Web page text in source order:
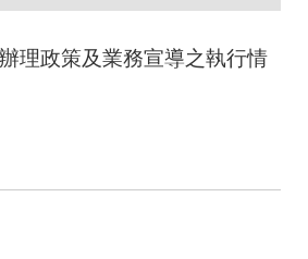
理政策及業務宣導之執行情